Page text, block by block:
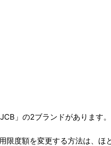
」の2ブランドがあります。
限度額を変更する方法は、ほ